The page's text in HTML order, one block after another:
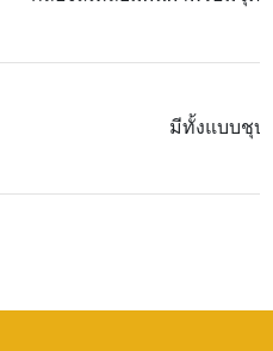
มีทั้งแบบชุบ